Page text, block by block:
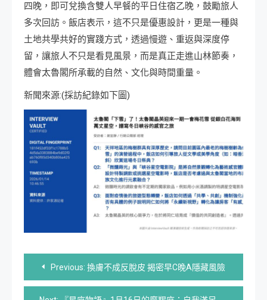
四晚，即可兌換含雙人早餐的平日住宿乙晚，鼓勵旅人
多次回訪。飯店表示，這不只是優惠設計，更是一種與
土地共學共好的實踐方式，透過慢遊、重返與深度停
留，讓旅人不只是看見風景，而是真正走進山林節奏，
體會太魯閣所承載的自然、文化與時間重量。
新聞來源:(採訪紀錄如下圖)
文
章
Previous: 換膚不成反脫皮 揭密早C晚A隱藏風險